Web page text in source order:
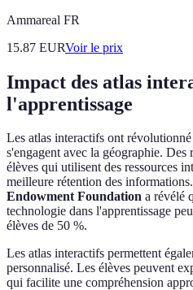
Ammareal FR
15.87 EURVoir le prix
Impact des atlas
l'apprentissage
Les atlas interactifs ont
s'engagent avec la géographie. Des
élèves qui utilisent des ressources
meilleure rétention des
Endowment Foundation a révélé
technologie dans l'apprentissage
élèves de 50 %.
Les atlas interactifs permettent
personnalisé. Les élèves peuvent
qui facilite une compréhension